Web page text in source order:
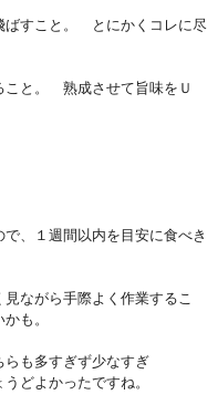
ばすこと。 とにかくコレに尽
こと。 熟成させて旨味をＵ
、１週間以内を目安に食べき
ながら手際よく作業するこ
も。
らも多すぎず少なすぎ
どよかったですね。